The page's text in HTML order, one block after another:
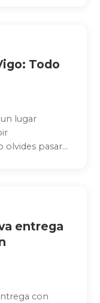
Todo
lugar
olvides pasar...
entrega
con